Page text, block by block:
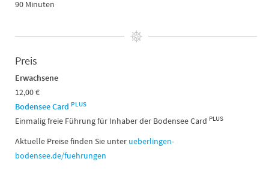
90 Minuten
Preis
Erwachsene
12,00 €
Bodensee Card PLUS
Einmalig freie Führung für Inhaber der Bodensee Card PLUS
Aktuelle Preise finden Sie unter ueberlingen-
bodensee.de/fuehrungen